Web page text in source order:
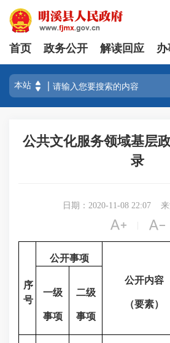
首页 政务公开 解读回应
公共文化服务领域基层
录
日期：2020-11-08 22:07
 
序
号
公开事项
公开内容
（要素）
一级
事项
二级
事项